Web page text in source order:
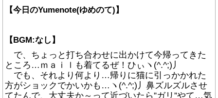
【今日のYumenote(ゆめのて)】
【BGM:なし】
で、ちょっと打ち合わせに出かけて今帰ってきた
ところ…ｍａｉｌも着てるぜ！ひぃヽ(^.^;)丿
でも、それより何より…帰りに猫に引っかかれた
方がショックでかいかも…ヽ(^.^;)丿鼻ズルズルさせ
てたんで、大丈夫か～って近づいたら”ガリ”やて…気